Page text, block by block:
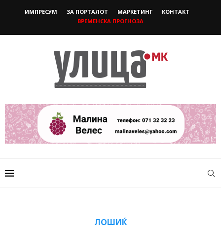
ИМПРЕСУМ ЗА ПОРТАЛОТ МАРКЕТИНГ
КОНТАКТ
ВРЕМЕНСКА ПРОГНОЗА
ЛОШИЌ